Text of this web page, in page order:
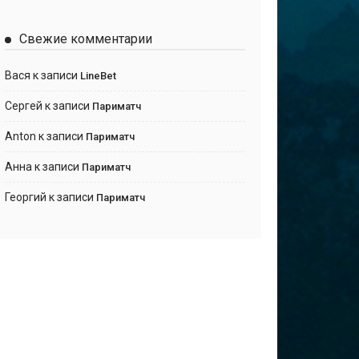
Свежие комментарии
Вася к записи LineBet
Сергей к записи Париматч
Anton к записи Париматч
Анна к записи Париматч
Георгий к записи Париматч